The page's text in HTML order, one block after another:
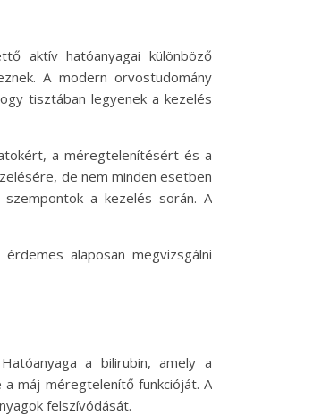
aktív hatóanyagai különböző
A modern orvostudomány
tisztában legyenek a kezelés
a méregtelenítésért és a
de nem minden esetben
a kezelés során. A
alaposan megvizsgálni
a bilirubin, amely a
máj méregtelenítő funkcióját. A
felszívódását.